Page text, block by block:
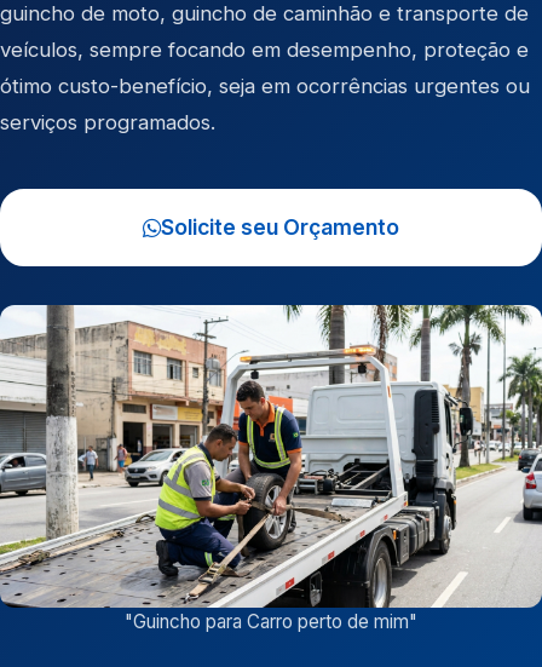
guincho de moto, guincho de caminhão e transporte de
veículos, sempre focando em desempenho, proteção e
ótimo custo-benefício, seja em ocorrências urgentes ou
serviços programados.
Solicite seu Orçamento
"Guincho para Carro perto de mim"